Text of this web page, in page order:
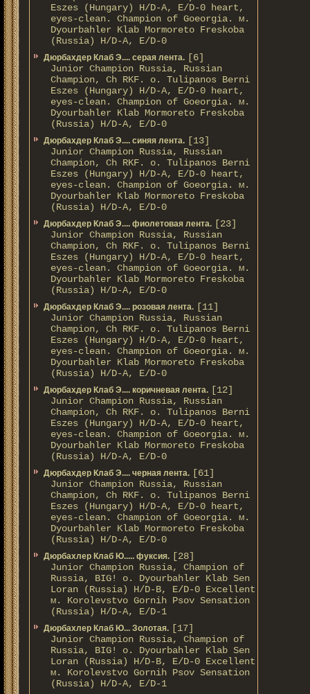
Eszes (Hungary) H/D-A, E/D-0 heart,
eyes-clean. Champion of Gоeorgia. м.
Dyourbahler Klab Mormoreto Freskoba
(Russia) H/D-А, E/D-0
Дюрбахдер Клаб Э.... серая лента. [6]
Junior Champion Russia, Russian
Champion, Ch RKF. о. Tulipanos Berni
Eszes (Hungary) H/D-A, E/D-0 heart,
eyes-clean. Champion of Gоeorgia. м.
Dyourbahler Klab Mormoreto Freskoba
(Russia) H/D-А, E/D-0
Дюрбахдер Клаб Э.... синяя лента. [13]
Junior Champion Russia, Russian
Champion, Ch RKF. о. Tulipanos Berni
Eszes (Hungary) H/D-A, E/D-0 heart,
eyes-clean. Champion of Gоeorgia. м.
Dyourbahler Klab Mormoreto Freskoba
(Russia) H/D-А, E/D-0
Дюрбахдер Клаб Э.... фиолетовая лента. [23]
Junior Champion Russia, Russian
Champion, Ch RKF. о. Tulipanos Berni
Eszes (Hungary) H/D-A, E/D-0 heart,
eyes-clean. Champion of Gоeorgia. м.
Dyourbahler Klab Mormoreto Freskoba
(Russia) H/D-А, E/D-0
Дюрбахдер Клаб Э.... розовая лента. [11]
Junior Champion Russia, Russian
Champion, Ch RKF. о. Tulipanos Berni
Eszes (Hungary) H/D-A, E/D-0 heart,
eyes-clean. Champion of Gоeorgia. м.
Dyourbahler Klab Mormoreto Freskoba
(Russia) H/D-А, E/D-0
Дюрбахдер Клаб Э.... коричневая лента. [12]
Junior Champion Russia, Russian
Champion, Ch RKF. о. Tulipanos Berni
Eszes (Hungary) H/D-A, E/D-0 heart,
eyes-clean. Champion of Gоeorgia. м.
Dyourbahler Klab Mormoreto Freskoba
(Russia) H/D-А, E/D-0
Дюрбахдер Клаб Э.... черная лента. [61]
Junior Champion Russia, Russian
Champion, Ch RKF. о. Tulipanos Berni
Eszes (Hungary) H/D-A, E/D-0 heart,
eyes-clean. Champion of Gоeorgia. м.
Dyourbahler Klab Mormoreto Freskoba
(Russia) H/D-А, E/D-0
Дюрбахлер Клаб Ю..... фуксия. [28]
Junior Champion Russia, Champion of
Russia, BIG! о. Dyourbahler Klab Sen
Loran (Russia) H/D-B, E/D-0 Excellent
м. Korolevstvo Gornih Psov Sensation
(Russia) H/D-A, E/D-1
Дюрбахлер Клаб Ю... Золотая. [17]
Junior Champion Russia, Champion of
Russia, BIG! о. Dyourbahler Klab Sen
Loran (Russia) H/D-B, E/D-0 Excellent
м. Korolevstvo Gornih Psov Sensation
(Russia) H/D-A, E/D-1